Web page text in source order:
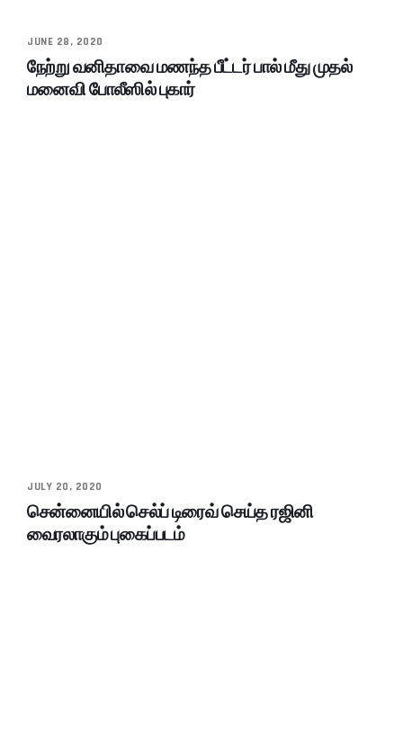
JUNE 28, 2020
நேற்று வனிதாவை மணந்த பீட்டர் பால் மீது முதல்
மனைவி போலீஸில் புகார்
JULY 20, 2020
சென்னையில் செல்ப் டிரைவ் செய்த ரஜினி
வைரலாகும் புகைப்படம்